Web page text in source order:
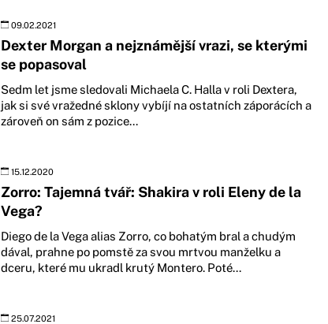
09.02.2021
Dexter Morgan a nejznámější vrazi, se kterými
se popasoval
Sedm let jsme sledovali Michaela C. Halla v roli Dextera,
jak si své vražedné sklony vybíjí na ostatních záporácích a
zároveň on sám z pozice...
15.12.2020
Zorro: Tajemná tvář: Shakira v roli Eleny de la
Vega?
Diego de la Vega alias Zorro, co bohatým bral a chudým
dával, prahne po pomstě za svou mrtvou manželku a
dceru, které mu ukradl krutý Montero. Poté...
25.07.2021